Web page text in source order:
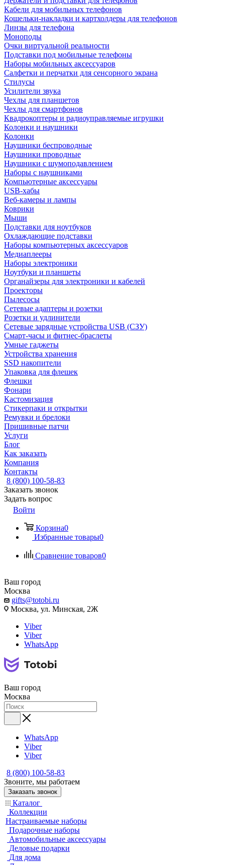
Кабели для мобильных телефонов
Кошельки-накладки и картхолдеры для телефонов
Линзы для телефона
Моноподы
Очки виртуальной реальности
Подставки под мобильные телефоны
Наборы мобильных аксессуаров
Салфетки и перчатки для сенсорного экрана
Стилусы
Усилители звука
Чехлы для планшетов
Чехлы для смартфонов
Квадрокоптеры и радиоуправляемые игрушки
Колонки и наушники
Колонки
Наушники беспроводные
Наушники проводные
Наушники с шумоподавлением
Наборы с наушниками
Компьютерные аксессуары
USB-хабы
Веб-камеры и лампы
Коврики
Мыши
Подставки для ноутбуков
Охлаждающие подставки
Наборы компьютерных аксессуаров
Медиаплееры
Наборы электроники
Ноутбуки и планшеты
Органайзеры для электроники и кабелей
Проекторы
Пылесосы
Сетевые адаптеры и розетки
Розетки и удлинители
Сетевые зарядные устройства USB (СЗУ)
Смарт-часы и фитнес-браслеты
Умные гаджеты
Устройства хранения
SSD накопители
Упаковка для флешек
Флешки
Фонари
Кастомизация
Стикерпаки и открытки
Ремувки и брелоки
Пришивные патчи
Услуги
Блог
Как заказать
Компания
Контакты
8 (800) 100-58-83
Заказать звонок
Задать вопрос
Войти
Корзина0
Избранные товары0
Сравнение товаров0
Ваш город
Москва
gifts@totobi.ru
Москва, ул. Минская, 2Ж
Viber
Viber
WhatsApp
Ваш город
Москва
WhatsApp
Viber
Viber
8 (800) 100-58-83
Звоните, мы работаем
Заказать звонок
Каталог
Коллекции
Настраиваемые наборы
Подарочные наборы
Автомобильные аксессуары
Деловые подарки
Для дома